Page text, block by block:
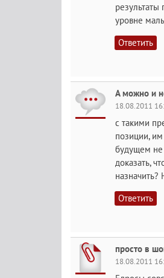
уровне
Ответить
А можно и
18.08.2011
с такими
позиции,
будущем не
доказать,
Ответить
просто в
18.08.2011